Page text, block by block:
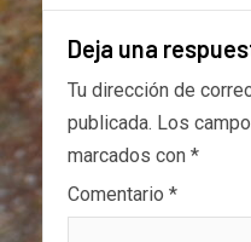
Deja una
Tu dirección de
publicada. Los
marcados con *
Comentario *